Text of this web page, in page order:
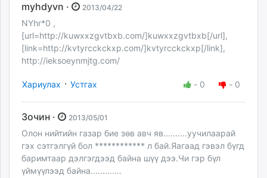
myhdyvn · 2013/04/22
NYhr*0 ,
[url=http://kuwxxzgvtbxb.com/]kuwxxzgvtbxb[/url],
[link=http://kvtyrcckckxp.com/]kvtyrcckckxp[/link],
http://ieksoeynmjtg.com/
Хариулах · Устгах - 0 - 0
Зочин · 2013/05/01
Олон нийтийн газар бие зөв авч яв..........уучилаарай
гэх сэтгэлгүй бол ************ л бай.Яагаад гэвэл бүгд
баримтаар дэлгэгдээд байна шүү дээ.Чи гэр бүл
үймүүлээд байна.............